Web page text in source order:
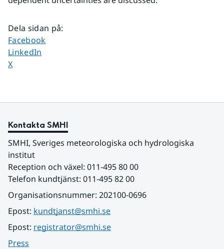
Dela sidan på:
Dela sidan på
Facebook
Dela sidan på
LinkedIn
Dela sidan på
X
Kontakta SMHI
SMHI, Sveriges meteorologiska och hydrologiska
institut
Reception och växel: 011-495 80 00
Telefon kundtjänst: 011-495 82 00
Organisationsnummer: 202100-0696
Epost: kundtjanst@smhi.se
Epost: registrator@smhi.se
Press